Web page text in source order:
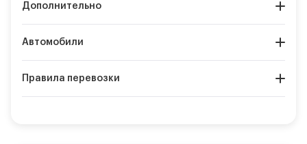
Дополнительно
Автомобили
Правила перевозки